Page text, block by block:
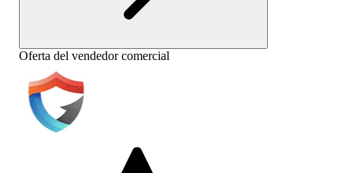
Oferta del vendedor comercial